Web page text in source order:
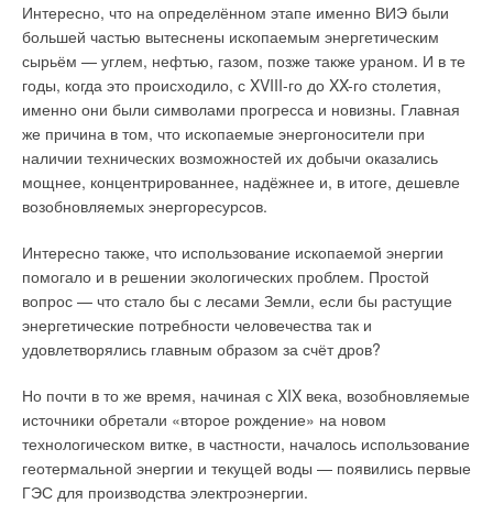
Интересно, что на определённом этапе именно ВИЭ были
большей частью вытеснены ископаемым энергетическим
сырьём — углем, нефтью, газом, позже также ураном. И в те
годы, когда это происходило, с XVIII-го до XX-го столетия,
именно они были символами прогресса и новизны. Главная
же причина в том, что ископаемые энергоносители при
наличии технических возможностей их добычи оказались
мощнее, концентрированнее, надёжнее и, в итоге, дешевле
возобновляемых энергоресурсов.
Интересно также, что использование ископаемой энергии
помогало и в решении экологических проблем. Простой
вопрос — что стало бы с лесами Земли, если бы растущие
энергетические потребности человечества так и
удовлетворялись главным образом за счёт дров?
Но почти в то же время, начиная с XIX века, возобновляемые
источники обретали «второе рождение» на новом
технологическом витке, в частности, началось использование
геотермальной энергии и текущей воды — появились первые
ГЭС для производства электроэнергии.
5820 0 0
СОК №3 | 2015
На российском рынке работать сегодня непросто.
Особенно — иностранным компаниям. Поэтому
многие из них активизировали работу по
Следует этому тренду и компания WILO, которая в
конце текущего года планирует запустить
производственные линии на территории
подмосковного «Ногинск — технопарк». «Я уверен,
что компания продолжит своё активное развитие в
платформу для всех стран бывшего СНГ», —
сказал генеральный директор ООО «ВИЛО РУС»
Йенс Осмо ДАЛЛЕНДОЕРФЕР в ходе интервью с
главным редактором журнала С.О.К. Александром
Гудко.